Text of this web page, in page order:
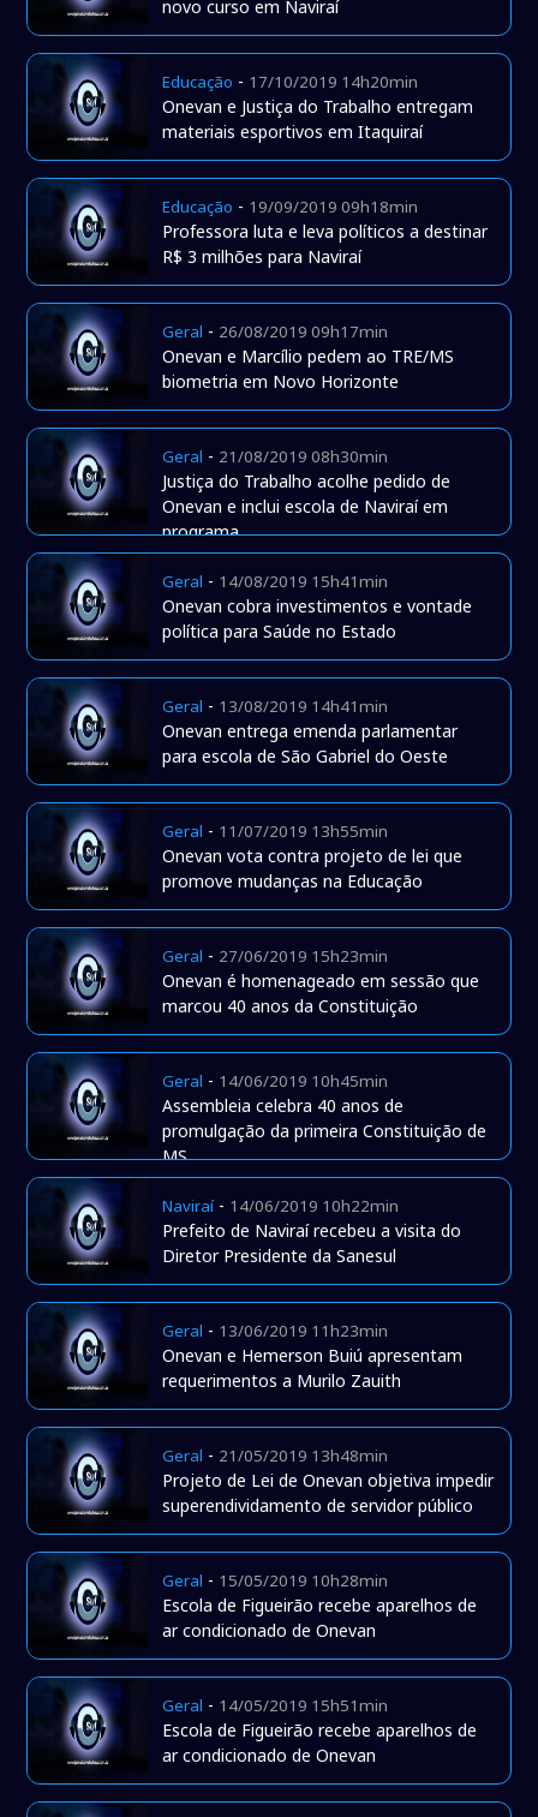
novo curso em Naviraí
Educação - 17/10/2019 14h20min
Onevan e Justiça do Trabalho entregam
materiais esportivos em Itaquiraí
Educação - 19/09/2019 09h18min
Professora luta e leva políticos a destinar
R$ 3 milhões para Naviraí
Geral - 26/08/2019 09h17min
Onevan e Marcílio pedem ao TRE/MS
biometria em Novo Horizonte
Geral - 21/08/2019 08h30min
Justiça do Trabalho acolhe pedido de
Onevan e inclui escola de Naviraí em
programa
Geral - 14/08/2019 15h41min
Onevan cobra investimentos e vontade
política para Saúde no Estado
Geral - 13/08/2019 14h41min
Onevan entrega emenda parlamentar
para escola de São Gabriel do Oeste
Geral - 11/07/2019 13h55min
Onevan vota contra projeto de lei que
promove mudanças na Educação
Geral - 27/06/2019 15h23min
Onevan é homenageado em sessão que
marcou 40 anos da Constituição
Geral - 14/06/2019 10h45min
Assembleia celebra 40 anos de
promulgação da primeira Constituição de
MS
Naviraí- 14/06/2019 10h22min
Prefeito de Naviraí recebeu a visita do
Diretor Presidente da Sanesul
Geral - 13/06/2019 11h23min
Onevan e Hemerson Buiú apresentam
requerimentos a Murilo Zauith
Geral - 21/05/2019 13h48min
Projeto de Lei de Onevan objetiva impedir
superendividamento de servidor público
Geral - 15/05/2019 10h28min
Escola de Figueirão recebe aparelhos de
ar condicionado de Onevan
Geral - 14/05/2019 15h51min
Escola de Figueirão recebe aparelhos de
ar condicionado de Onevan